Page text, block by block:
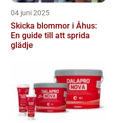
04 juni 2025
Skicka blommor i Åhus:
En guide till att sprida
glädje